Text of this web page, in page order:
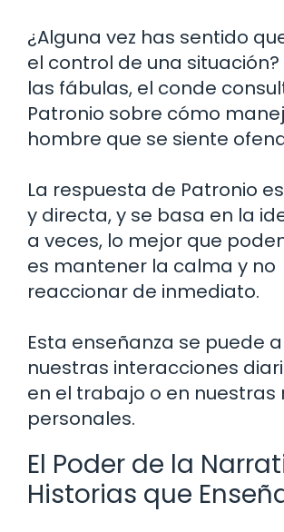
¿Alguna vez has sentido
el control de una situación?
las fábulas, el conde
Patronio sobre cómo
hombre que se siente
La respuesta de Patronio
y directa, y se basa en la
a veces, lo mejor que
es mantener la calma y no
reaccionar de inmediato.
Esta enseñanza se puede
nuestras interacciones
en el trabajo o en nuestras
personales.
El Poder de la
Historias que